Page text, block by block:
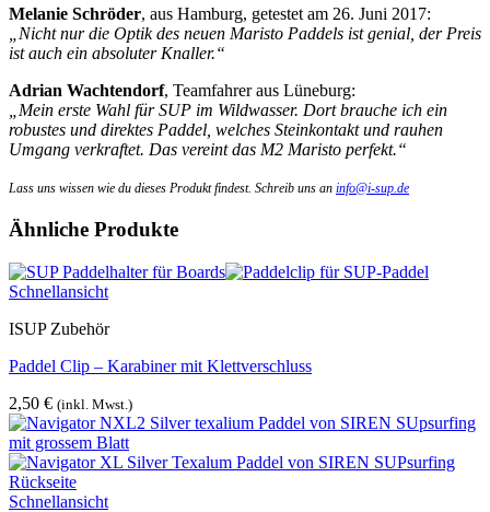
Melanie Schröder, aus Hamburg, getestet am 26. Juni 2017:
„Nicht nur die Optik des neuen Maristo Paddels ist genial, der Preis
ist auch ein absoluter Knaller.“
Adrian Wachtendorf, Teamfahrer aus Lüneburg:
„Mein erste Wahl für SUP im Wildwasser. Dort brauche ich ein
robustes und direktes Paddel, welches Steinkontakt und rauhen
Umgang verkraftet. Das vereint das M2 Maristo perfekt.“
Lass uns wissen wie du dieses Produkt findest. Schreib uns an info@i-sup.de
Ähnliche Produkte
Schnellansicht
ISUP Zubehör
Paddel Clip – Karabiner mit Klettverschluss
2,50 € (inkl. Mwst.)
Schnellansicht